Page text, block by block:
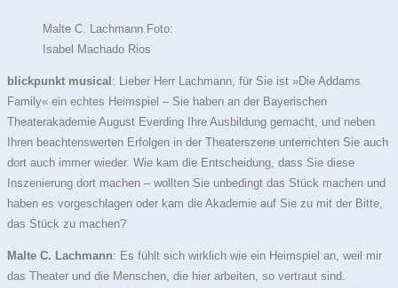
Malte C. Lachmann Foto:
Isabel Machado Rios
blickpunkt musical: Lieber Herr Lachmann, für Sie ist »Die Addams
Family« ein echtes Heimspiel – Sie haben an der Bayerischen
Theaterakademie August Everding Ihre Ausbildung gemacht, und neben
Ihren beachtenswerten Erfolgen in der Theaterszene unterrichten Sie auch
dort auch immer wieder. Wie kam die Entscheidung, dass Sie diese
Inszenierung dort machen – wollten Sie unbedingt das Stück machen und
haben es vorgeschlagen oder kam die Akademie auf Sie zu mit der Bitte,
das Stück zu machen?
Malte C. Lachmann: Es fühlt sich wirklich wie ein Heimspiel an, weil mir
das Theater und die Menschen, die hier arbeiten, so vertraut sind.